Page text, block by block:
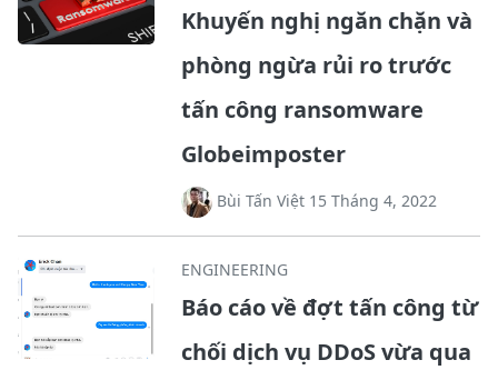
Khuyến nghị ngăn chặn và
phòng ngừa rủi ro trước
tấn công ransomware
Globeimposter
Bùi Tấn Việt 15 Tháng 4, 2022
ENGINEERING
Báo cáo về đợt tấn công từ
chối dịch vụ DDoS vừa qua